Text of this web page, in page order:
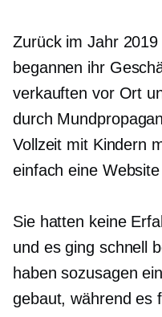
Zurück im Jahr 2019
begannen ihr
verkauften vor Ort
durch
Vollzeit mit Kindern
einfach eine
Sie hatten keine
und es ging schnell
haben sozusagen
gebaut, während es